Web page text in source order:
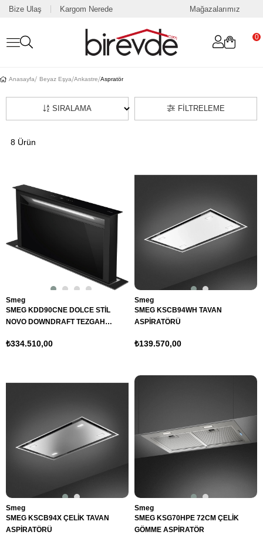
Bize Ulaş Kargom Nerede Mağazalarımız
0
Anasayfa Beyaz Eşya Ankastre Aspratör
FILTRELEME
SIRALAMA
8 Ürün
Smeg
SMEG KDD90CNE DOLCE STİL
NOVO DOWNDRAFT TEZGAH
₺334.510,00
Smeg
SMEG KSCB94WH TAVAN
ASPİRATÖRÜ
₺139.570,00
Smeg
SMEG KSCB94X ÇELİK TAVAN
ASPİRATÖRÜ
Smeg
SMEG KSG70HPE 72CM ÇELİK
GÖMME ASPİRATÖR